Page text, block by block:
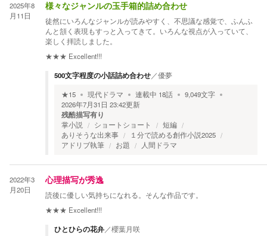
2025年8
月11日
様々なジャンルの玉手箱的詰め合わせ
徒然にいろんなジャンルが読みやすく、不思議な感覚で、ふんふ
んと頷く表現もすっと入ってきて。いろんな視点が入っていて、
楽しく拝読しました。
★★★ Excellent!!!
500文字程度の小話詰め合わせ／優夢
★15 現代ドラマ 連載中 18話 9,049文字
2026年7月31日 23:42更新
残酷描写有り
掌小説 ショートショート
短編
ありそうな出来事
１分で読める創作小説2025
アドリブ執筆
お題 人間ドラマ
2022年3
月20日
心理描写が秀逸
読後に優しい気持ちになれる。そんな作品です。
★★★ Excellent!!!
ひとひらの花弁／櫻葉月咲